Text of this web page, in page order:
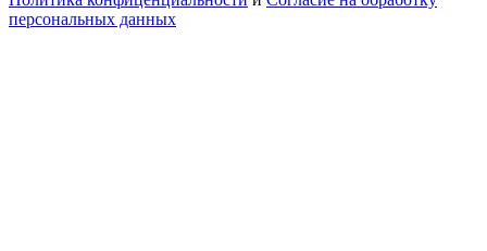
персональных данных